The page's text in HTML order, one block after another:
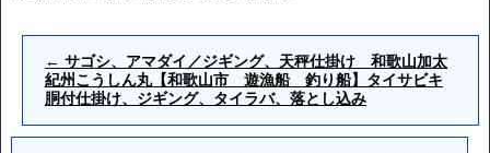
← サゴシ、アマダイ／ジギング、天秤仕掛け 和歌山加太
紀州こうしん丸【和歌山市 遊漁船 釣り船】タイサビキ
胴付仕掛け、ジギング、タイラバ、落とし込み